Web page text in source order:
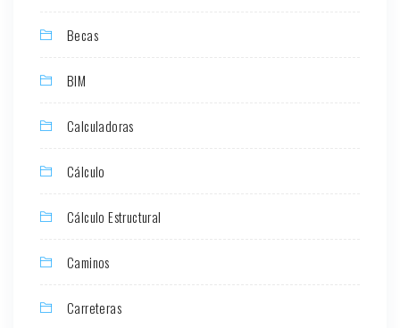
Becas
BIM
Calculadoras
Cálculo
Cálculo Estructural
Caminos
Carreteras